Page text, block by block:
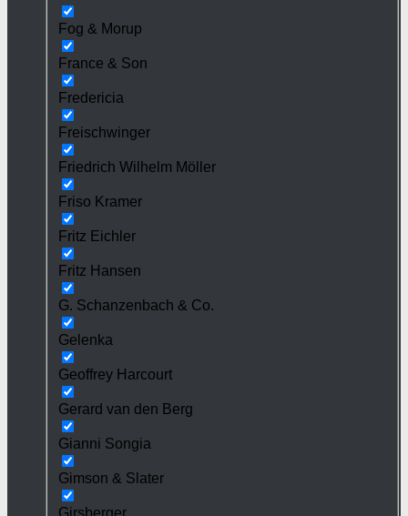
Fog & Morup
France & Son
Fredericia
Freischwinger
Friedrich Wilhelm Möller
Friso Kramer
Fritz Eichler
Fritz Hansen
G. Schanzenbach & Co.
Gelenka
Geoffrey Harcourt
Gerard van den Berg
Gianni Songia
Gimson & Slater
Girsberger